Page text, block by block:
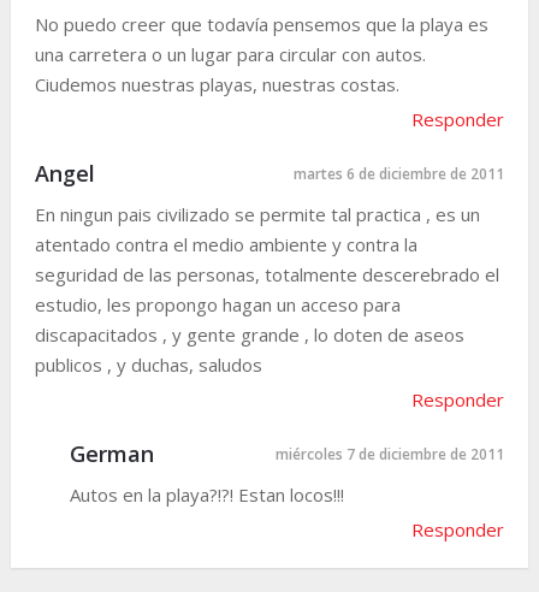
No puedo creer que todavía pensemos que la playa es
una carretera o un lugar para circular con autos.
Ciudemos nuestras playas, nuestras costas.
Responder
Angel martes 6 de diciembre de 2011
En ningun pais civilizado se permite tal practica , es un
atentado contra el medio ambiente y contra la
seguridad de las personas, totalmente descerebrado el
estudio, les propongo hagan un acceso para
discapacitados , y gente grande , lo doten de aseos
publicos , y duchas, saludos
Responder
German miércoles 7 de diciembre de 2011
Autos en la playa?!?! Estan locos!!!
Responder